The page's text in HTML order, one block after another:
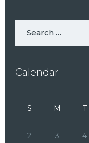
Calendar
S
M T
2
3 4